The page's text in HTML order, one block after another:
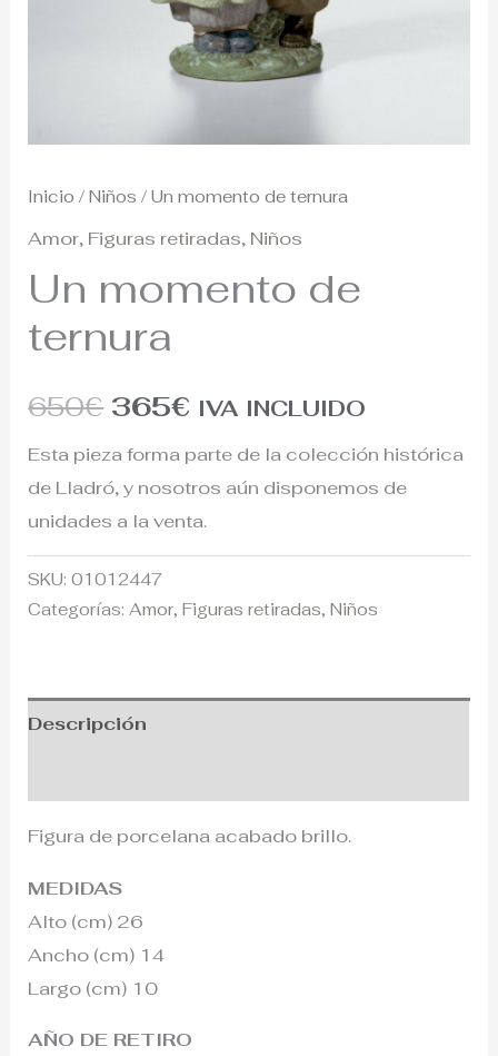
Inicio /Niños / Un momento de ternura
Amor, Figuras retiradas, Niños
Un momento de
ternura
650€ 365€ IVA INCLUIDO
Esta pieza forma parte de la colección histórica
de Lladró, y nosotros aún disponemos de
unidades a la venta.
SKU:01012447
Categorías:Amor,Figuras retiradas,Niños
Descripción
Figura de porcelana acabado brillo.
MEDIDAS
Alto (cm) 26
Ancho (cm) 14
Largo (cm) 10
AÑO DE RETIRO